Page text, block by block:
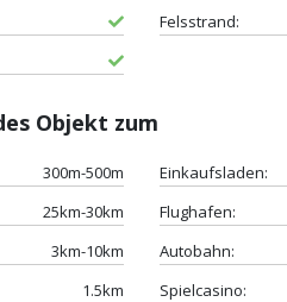
Felsstrand:
Objekt zum
300m-500m Einkaufsladen:
25km-30km Flughafen:
3km-10km Autobahn:
1.5km Spielcasino: